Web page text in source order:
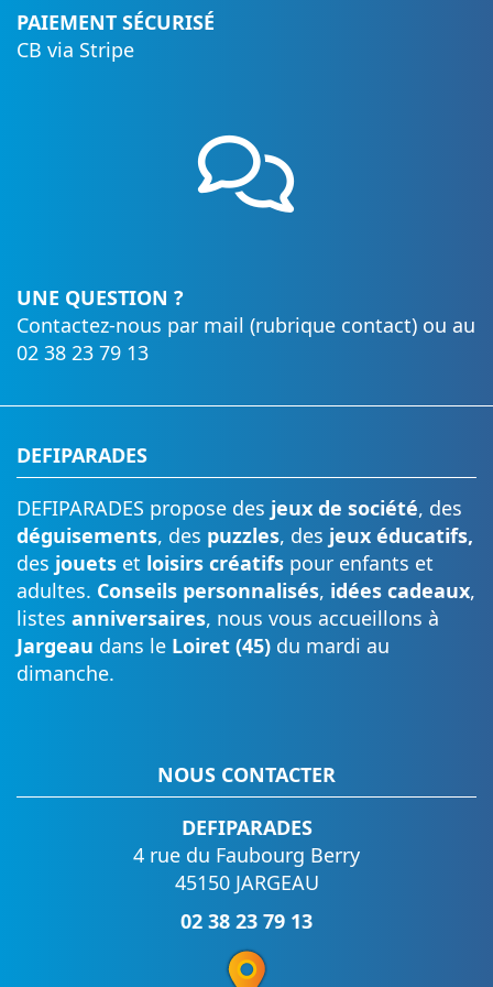
PAIEMENT SÉCURISÉ
CB via Stripe
UNE QUESTION ?
Contactez-nous par mail (rubrique contact) ou au
02 38 23 79 13
DEFIPARADES
DEFIPARADES propose des jeux de société, des
déguisements, des puzzles, des jeux éducatifs,
des jouets et loisirs créatifs pour enfants et
adultes. Conseils personnalisés, idées cadeaux,
listes anniversaires, nous vous accueillons à
Jargeau dans le Loiret (45) du mardi au
dimanche.
NOUS CONTACTER
DEFIPARADES
4 rue du Faubourg Berry
45150 JARGEAU
02 38 23 79 13